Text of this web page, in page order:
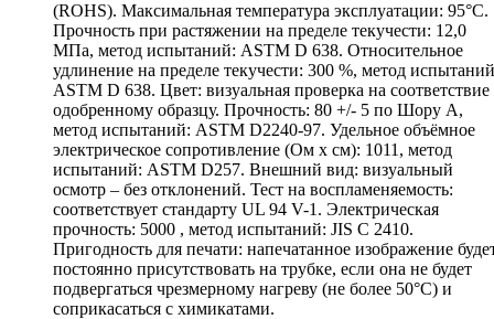
(ROHS). Максимальная температура эксплуатации: 95°С.
Прочность при растяжении на пределе текучести: 12,0
МПа, метод испытаний: ASTM D 638. Относительное
удлинение на пределе текучести: 300 %, метод
ASTM D 638. Цвет: визуальная проверка на соответствие
одобренному образцу. Прочность: 80 +/- 5 по Шору А,
метод испытаний: ASTM D2240-97. Удельное объёмное
электрическое сопротивление (Ом х см): 1011, метод
испытаний: ASTM D257. Внешний вид: визуальный
осмотр – без отклонений. Тест на воспламеняемость:
соответствует стандарту UL 94 V-1. Электрическая
прочность: 5000 , метод испытаний: JIS C 2410.
Пригодность для печати: напечатанное изображение
постоянно присутствовать на трубке, если она не будет
подвергаться чрезмерному нагреву (не более 50°С) и
соприкасаться с химикатами.